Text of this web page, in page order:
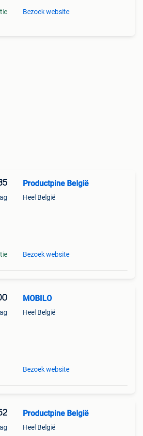
Bezoek website
Productpine België
Heel België
Bezoek website
MOBILO
Heel België
Bezoek website
Productpine België
Heel België